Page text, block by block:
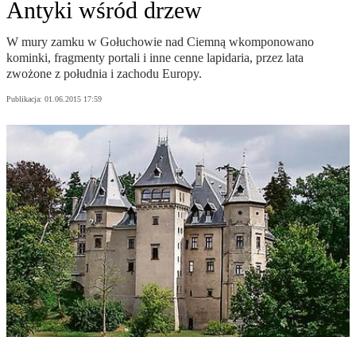
Antyki wśród drzew
W mury zamku w Gołuchowie nad Ciemną wkomponowano
kominki, fragmenty portali i inne cenne lapidaria, przez lata
zwożone z południa i zachodu Europy.
Publikacja: 01.06.2015 17:59